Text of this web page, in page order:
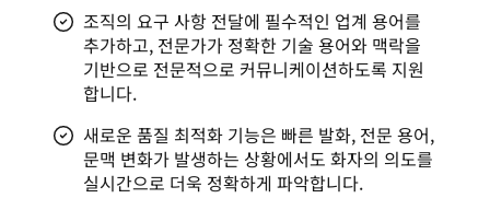
조직의 요구 사항 전달에 필수적인 업계 용어를
추가하고, 전문가가 정확한 기술 용어와 맥락을
기반으로 전문적으로 커뮤니케이션하도록 지원
합니다.
새로운 품질 최적화 기능은 빠른 발화, 전문 용어,
문맥 변화가 발생하는 상황에서도 화자의 의도를
실시간으로 더욱 정확하게 파악합니다.